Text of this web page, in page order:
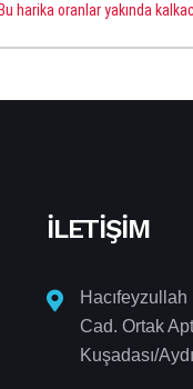
Bu harika oranlar yakında
İLETIŞIM
Cad. Ortak
Kuşadası/